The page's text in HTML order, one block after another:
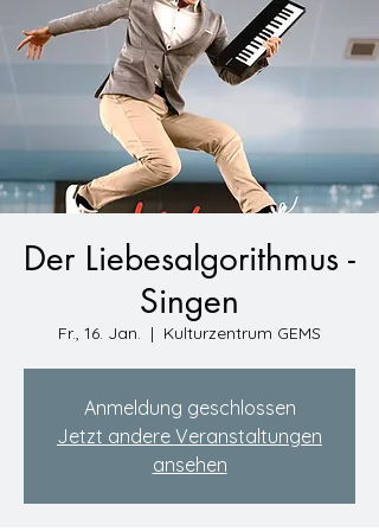
Der Liebesalgorithmus -
Singen
Fr., 16. Jan.
  |
Kulturzentrum GEMS
Anmeldung geschlossen
Jetzt andere Veranstaltungen
ansehen